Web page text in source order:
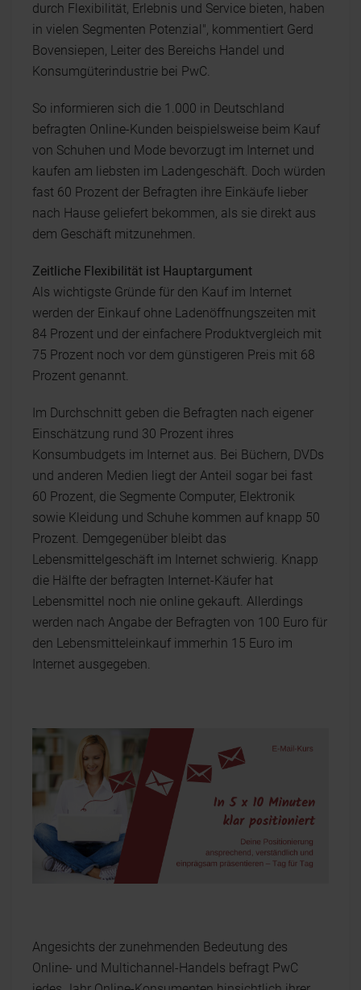
durch Flexibilität, Erlebnis und Service bieten, haben
in vielen Segmenten Potenzial", kommentiert Gerd
Bovensiepen, Leiter des Bereichs Handel und
Konsumgüterindustrie bei PwC.
So informieren sich die 1.000 in Deutschland
befragten Online-Kunden beispielsweise beim Kauf
von Schuhen und Mode bevorzugt im Internet und
kaufen am liebsten im Ladengeschäft. Doch würden
fast 60 Prozent der Befragten ihre Einkäufe lieber
nach Hause geliefert bekommen, als sie direkt aus
dem Geschäft mitzunehmen.
Zeitliche Flexibilität ist Hauptargument
Als wichtigste Gründe für den Kauf im Internet
werden der Einkauf ohne Ladenöffnungszeiten mit
84 Prozent und der einfachere Produktvergleich mit
75 Prozent noch vor dem günstigeren Preis mit 68
Prozent genannt.
Im Durchschnitt geben die Befragten nach eigener
Einschätzung rund 30 Prozent ihres
Konsumbudgets im Internet aus. Bei Büchern, DVDs
und anderen Medien liegt der Anteil sogar bei fast
60 Prozent, die Segmente Computer, Elektronik
sowie Kleidung und Schuhe kommen auf knapp 50
Prozent. Demgegenüber bleibt das
Lebensmittelgeschäft im Internet schwierig. Knapp
die Hälfte der befragten Internet-Käufer hat
Lebensmittel noch nie online gekauft. Allerdings
werden nach Angabe der Befragten von 100 Euro für
den Lebensmitteleinkauf immerhin 15 Euro im
Internet ausgegeben.
Angesichts der zunehmenden Bedeutung des
Online- und Multichannel-Handels befragt PwC